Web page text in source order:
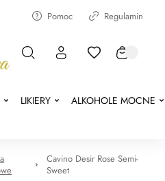
Pomoc Regulamin
LIKIERY ALKOHOLE MOCNE
Cavino Desir Rose Semi-
Sweet